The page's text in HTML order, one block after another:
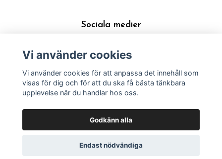
Sociala medier
© 2026 Väddö Silver Designs Butik
Vi använder cookies
Vi använder cookies för att anpassa det innehåll som
visas för dig och för att du ska få bästa tänkbara
upplevelse när du handlar hos oss.
Godkänn alla
Endast nödvändiga